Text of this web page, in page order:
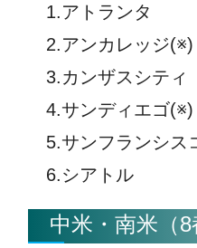
1.アトランタ
2.アンカレッジ(※)
3.カンザスシティ
4.サンディエゴ(※)
5.サンフランシス
6.シアトル
中米・南米（8